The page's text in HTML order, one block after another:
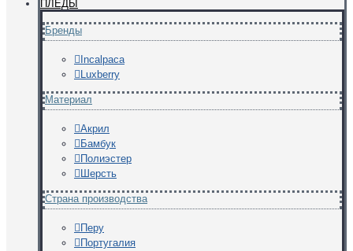
ПЛЕДЫ
Бренды
Incalpaca
Luxberry
Материал
Акрил
Бамбук
Полиэстер
Шерсть
Страна производства
Перу
Португалия